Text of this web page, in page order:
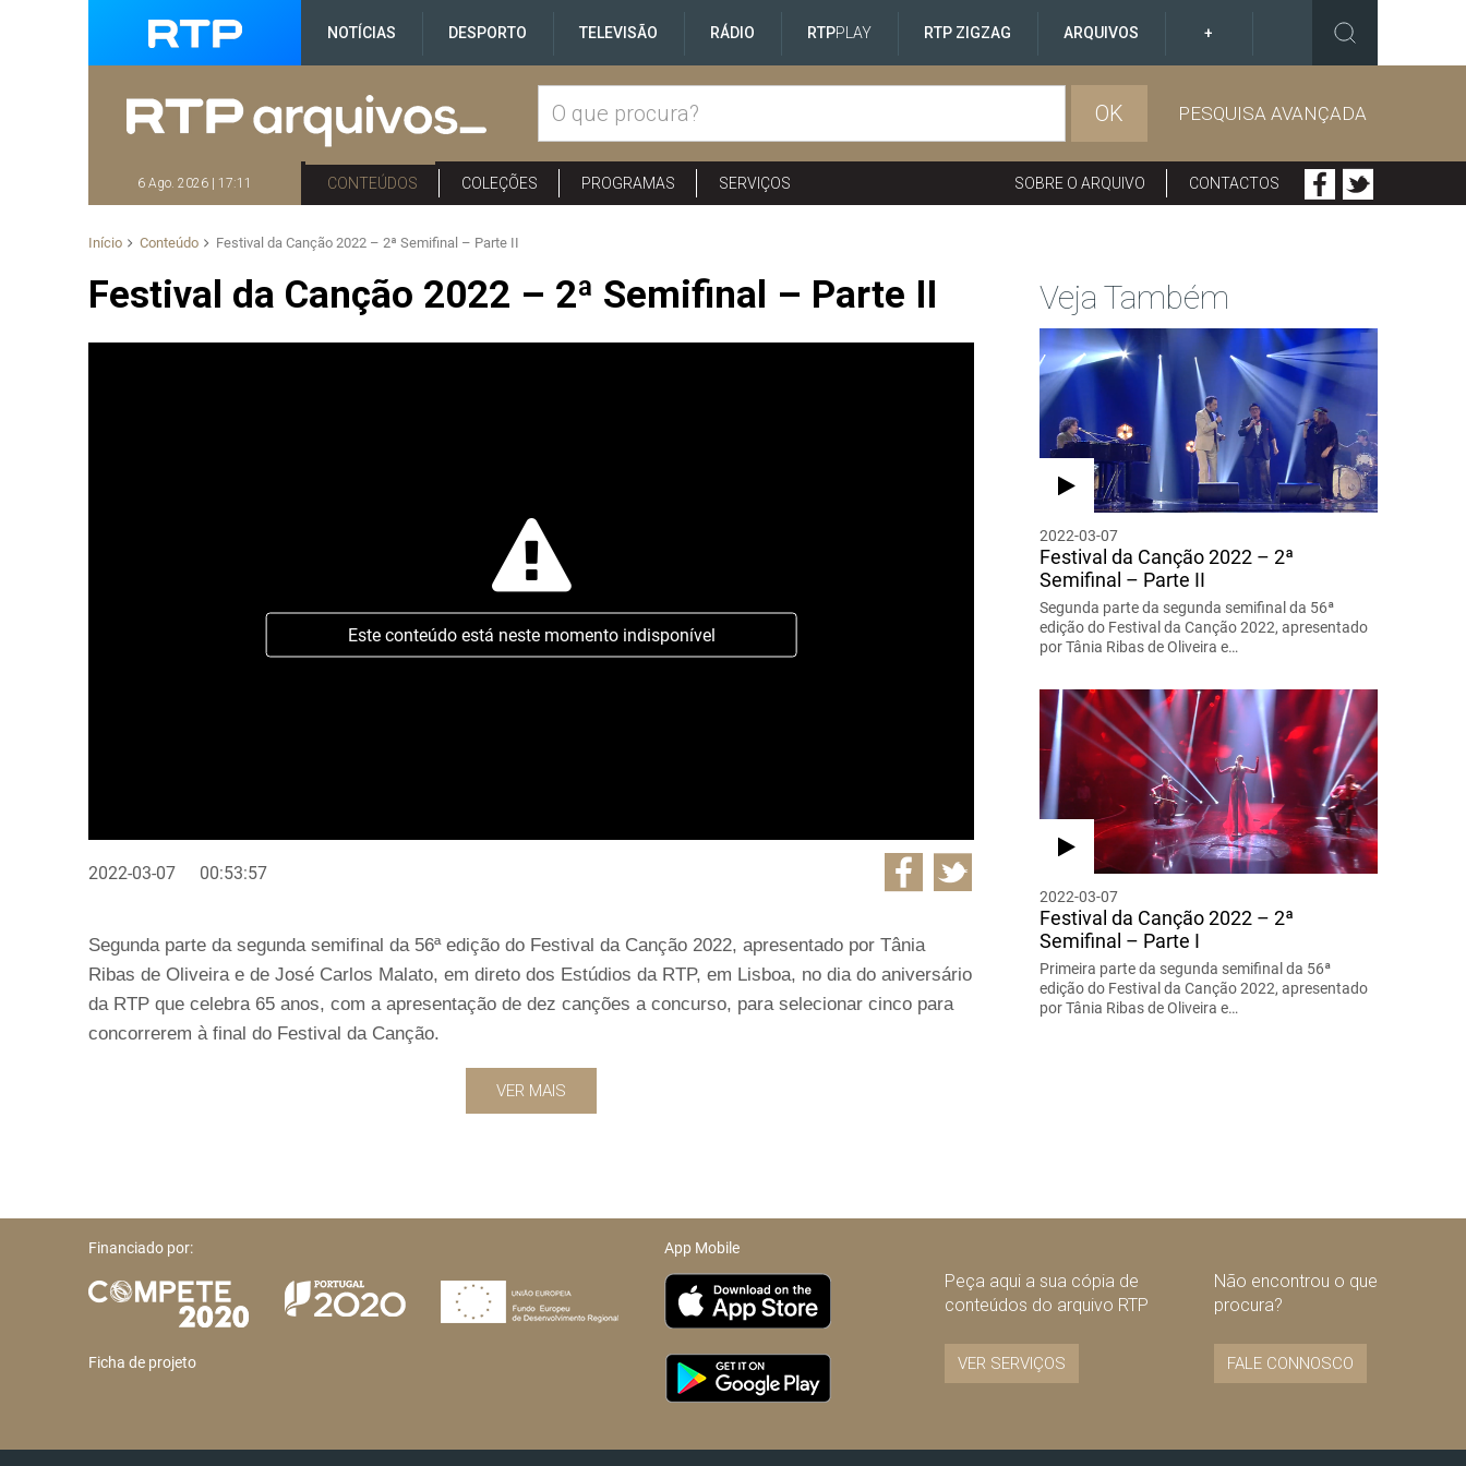
NOTÍCIAS DESPORTO TELEVISÃO RÁDIO RTPPLAY RTP ZIGZAG ARQUIVOS +
OK PESQUISA AVANÇADA
6 Ago. 2026 | 17:11 CONTEÚDOS COLEÇÕES PROGRAMAS SERVIÇOS SOBRE O ARQUIVO CONTACTOS
Início Conteúdo Festival da Canção 2022 – 2ª Semifinal – Parte II
Festival da Canção 2022 – 2ª Semifinal – Parte II
Este conteúdo está neste momento indisponível
2022-03-07 00:53:57
Segunda parte da segunda semifinal da 56ª edição do Festival da Canção 2022, apresentado por Tânia
Ribas de Oliveira e de José Carlos Malato, em direto dos Estúdios da RTP, em Lisboa, no dia do aniversário
da RTP que celebra 65 anos, com a apresentação de dez canções a concurso, para selecionar cinco para
concorrerem à final do Festival da Canção.
VER MAIS
Veja Também
2022-03-07
Festival da Canção 2022 – 2ª
Semifinal – Parte II
Segunda parte da segunda semifinal da 56ª
edição do Festival da Canção 2022, apresentado
por Tânia Ribas de Oliveira e…
2022-03-07
Festival da Canção 2022 – 2ª
Semifinal – Parte I
Primeira parte da segunda semifinal da 56ª
edição do Festival da Canção 2022, apresentado
por Tânia Ribas de Oliveira e…
Financiado por:
Ficha de projeto
App Mobile
Peça aqui a sua cópia de
conteúdos do arquivo RTP
VER SERVIÇOS
Não encontrou o que
procura?
FALE CONNOSCO